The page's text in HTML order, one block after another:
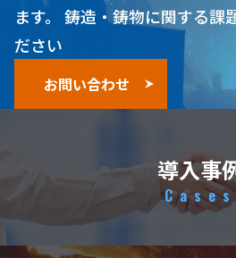
ます。
鋳造・鋳物に関する課
ださい
お問い合わせ
導入事
Cases